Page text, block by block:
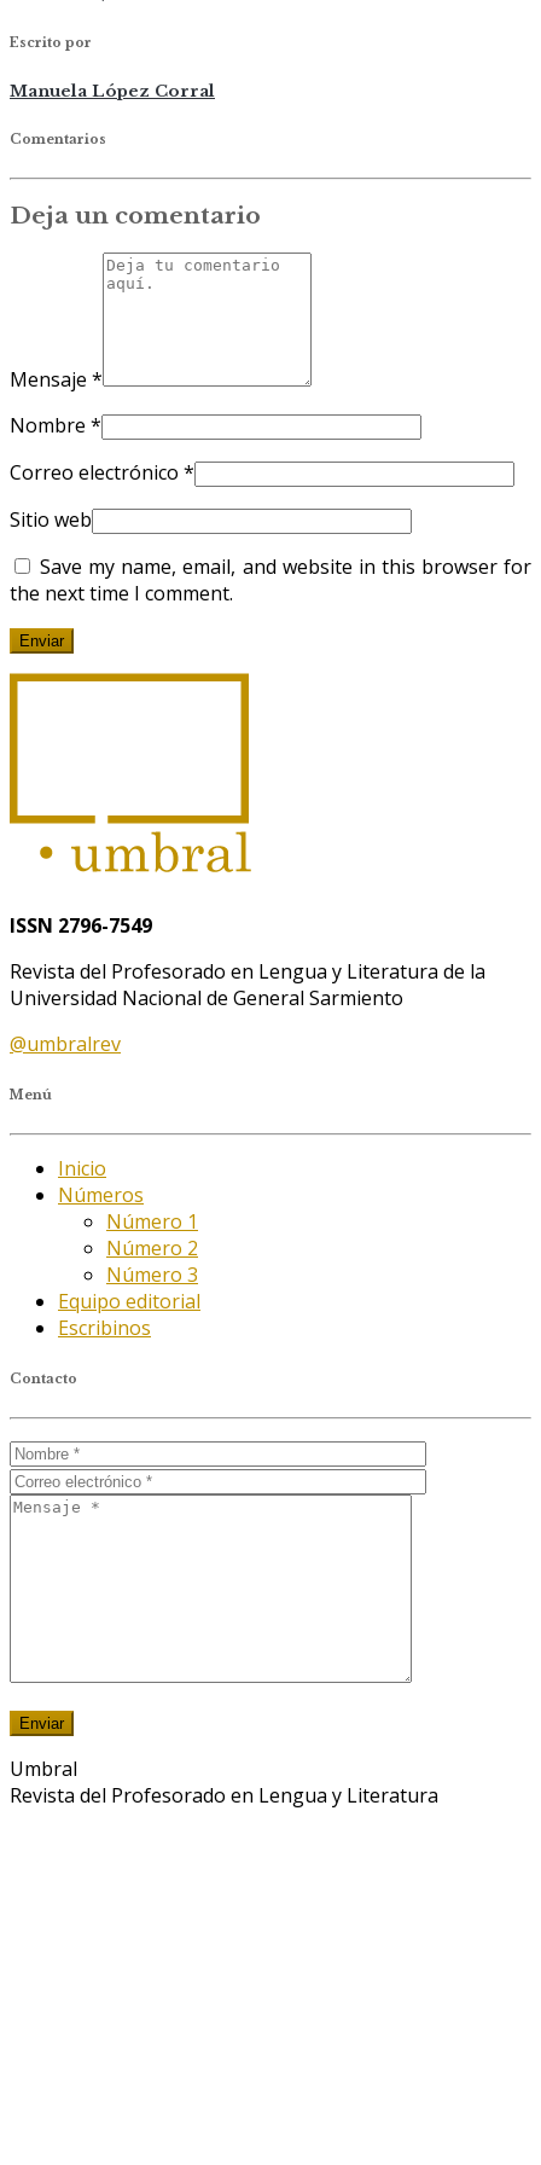
Escrito por
Manuela López Corral
Comentarios
Deja un comentario
Mensaje *
Nombre *
Correo electrónico *
Sitio web
Save my name, email, and website in this browser for
the next time I comment.
ISSN 2796-7549
Revista del Profesorado en Lengua y Literatura de la
Universidad Nacional de General Sarmiento
@umbralrev
Menú
Inicio
Números
Número 1
Número 2
Número 3
Equipo editorial
Escribinos
Contacto
Umbral
Revista del Profesorado en Lengua y Literatura